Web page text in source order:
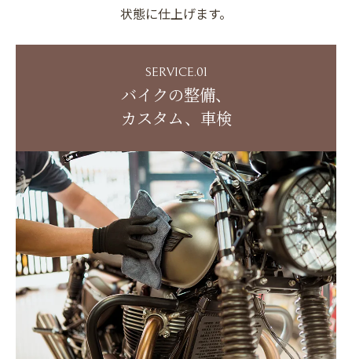
状態に仕上げます。
バイクの整備、
カスタム、車検
SERVICE.01